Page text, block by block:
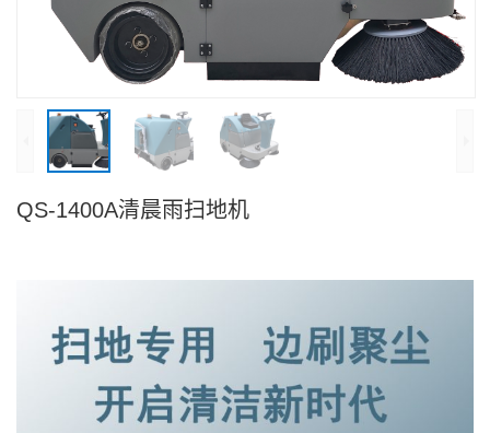
QS-1400A清晨雨扫地机